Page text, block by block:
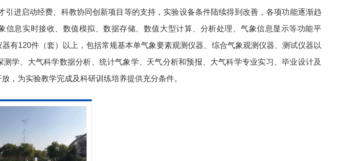
引进启动经费、科教协同创新项目等的支持，实验设备条件陆续得到改善，各项功能逐渐趋
信息实时接收、数值模拟、数据存储、数值大型计算、分析处理、气象信息显示等功能平
有120件（套）以上，包括常规基本单气象要素观测仪器、综合气象观测仪器、测试仪器以
学、大气科学数据分析、统计气象学、天气分析和预报、大气科学专业实习、毕业设计及
，为实验教学完成及科研训练培养提供充分条件。